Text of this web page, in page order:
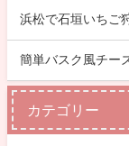
浜松で石垣いちご
簡単バスク風チー
カテゴリー